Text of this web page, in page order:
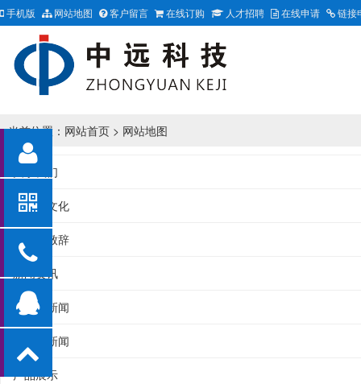
手机版 网站地图 客户留言 在线订购 人才招聘 在线申请 链接
当前位置： 网站首页 > 网站地图
关于我们
企业文化
领导致辞
新闻资讯
公司新闻
行业新闻
产品展示